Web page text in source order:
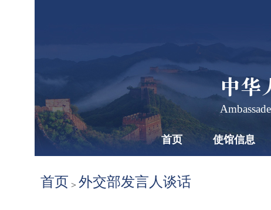
中华
首页 使馆信息
首页 > 外交部发言人谈话